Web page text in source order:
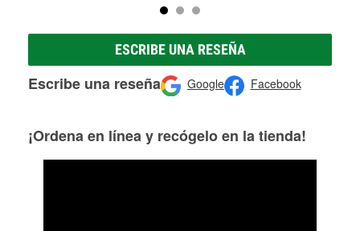
ESCRIBE UNA RESEÑA
Escribe una reseña Google Facebook
¡Ordena en línea y recógelo en la tienda!